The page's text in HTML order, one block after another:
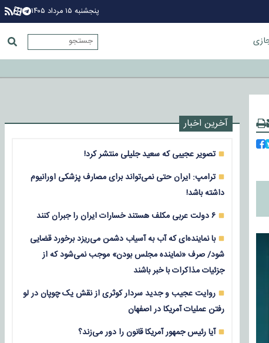
پنجشنبه ۱۵ مرداد ۱۴۰۵
آخرین اخبار
تصویر عجیبی که سعید جلیلی منتشر کرد!
ترامپ: ایران حتی نمی‌تواند برای مصارف پزشکی اورانیوم
داشته باشد!
۶ دولت عربی مکلف هستند خسارات ایران را جبران کنند
با نماینده‌ای که آب به آسیاب دشمن می‌ریزد برخورد قضایی
شود/ صرف «نماینده مجلس بودن» موجب نمی‌شود که از
جزئیات مذاکرات با خبر باشند
روایت عجیب و جدید سردار کوثری از نقش یک چوپان در لو
رفتن عملیات آمریکا در اصفهان
آیا رئیس جمهور آمریکا قانون را دور می‌زند؟